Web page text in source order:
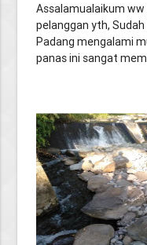
Assalamualaikum
pelanggan yth,
Padang mengalami
panas ini sangat